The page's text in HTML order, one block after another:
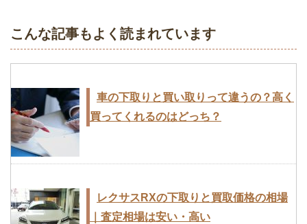
こんな記事もよく読まれています
車の下取りと買い取りって違うの？高く
買ってくれるのはどっち？
レクサスRXの下取りと買取価格の相場
｜査定相場は安い・高い